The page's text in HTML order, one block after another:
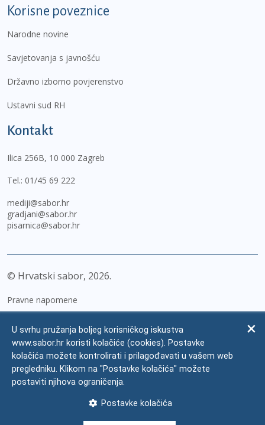
Korisne poveznice
Narodne novine
Savjetovanja s javnošću
Državno izborno povjerenstvo
Ustavni sud RH
Kontakt
Ilica 256B, 10 000 Zagreb
Tel.: 01/45 69 222
mediji@sabor.hr
gradjani@sabor.hr
pisarnica@sabor.hr
© Hrvatski sabor, 2026
Pravne napomene
Zaštita osobnih podataka
Impressum
Česta pitanja
U svrhu pružanja boljeg korisničkog iskustva
www.sabor.hr koristi kolačiće (cookies). Postavke
kolačića možete kontrolirati i prilagođavati u vašem web
pregledniku. Klikom na "Postavke kolačića" možete
postaviti njihova ograničenja.
Postavke kolačića